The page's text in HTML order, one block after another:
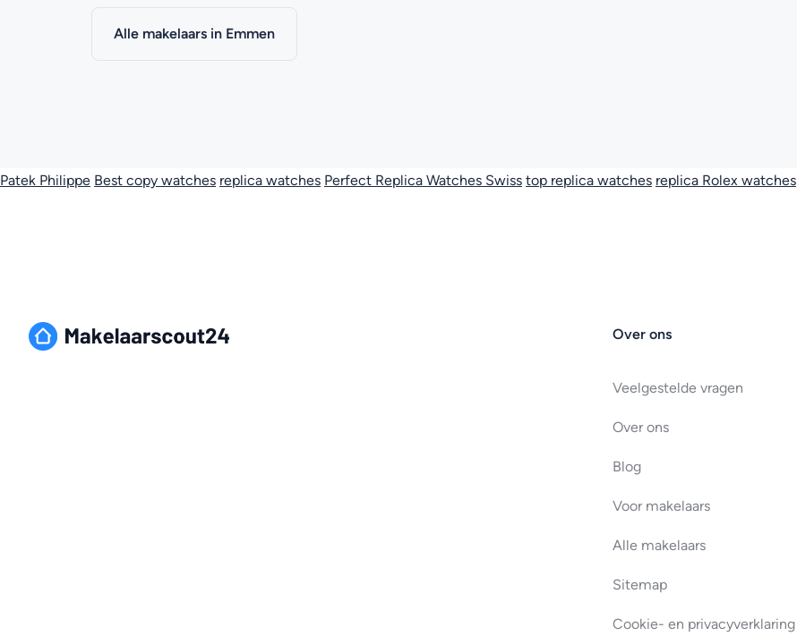
Alle makelaars in Emmen
Patek Philippe Best copy watches replica watches Perfect Replica Watches Swiss top replica watches replica Rolex watches
Over ons
Veelgestelde vragen
Over ons
Blog
Voor makelaars
Alle makelaars
Sitemap
Cookie- en privacyverklaring